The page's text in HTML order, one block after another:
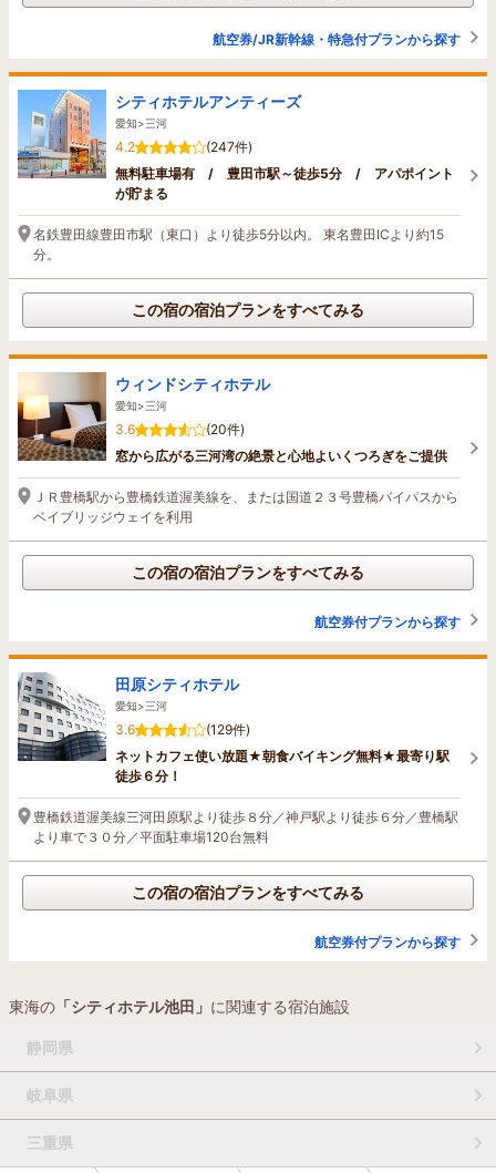
航空券/JR新幹線・特急付プランから探す
シティホテルアンティーズ
愛知>三河
4.2
(247件)
無料駐車場有 / 豊田市駅～徒歩5分 / アパポイント
が貯まる
名鉄豊田線豊田市駅（東口）より徒歩5分以内。 東名豊田ICより約15
分。
この宿の宿泊プランをすべてみる
ウィンドシティホテル
愛知>三河
3.6
(20件)
窓から広がる三河湾の絶景と心地よいくつろぎをご提供
ＪＲ豊橋駅から豊橋鉄道渥美線を、または国道２３号豊橋バイパスから
ベイブリッジウェイを利用
この宿の宿泊プランをすべてみる
航空券付プランから探す
田原シティホテル
愛知>三河
3.6
(129件)
ネットカフェ使い放題★朝食バイキング無料★最寄り駅
徒歩６分！
豊橋鉄道渥美線三河田原駅より徒歩８分／神戸駅より徒歩６分／豊橋駅
より車で３０分／平面駐車場120台無料
この宿の宿泊プランをすべてみる
航空券付プランから探す
東海の 「シティホテル池田」 に関連する宿泊施設
静岡県
岐阜県
三重県